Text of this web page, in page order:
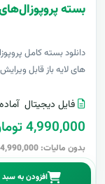
بسته
دانلود بسته کامل
های لایه باز قابل
فایل دیجیتال
4,990,000 تومان
بدون مالیات: 4,990,000 تومان
افزودن به سبد